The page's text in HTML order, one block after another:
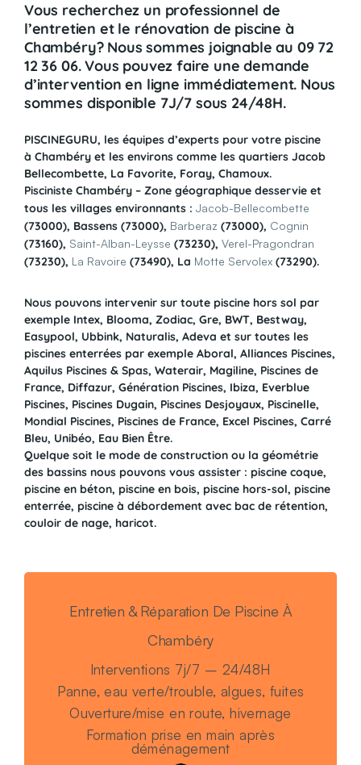
Vous recherchez un professionnel de
l’entretien et le rénovation de piscine à
Chambéry? Nous sommes joignable au 09 72
12 36 06. Vous pouvez faire une demande
d’intervention en ligne immédiatement. Nous
sommes disponible 7J/7 sous 24/48H.
PISCINEGURU, les équipes d’experts pour votre piscine
à Chambéry et les environs comme les quartiers Jacob
Bellecombette, La Favorite, Foray, Chamoux.
Pisciniste Chambéry – Zone géographique desservie et
tous les villages environnants : Jacob-Bellecombette
(73000), Bassens (73000), Barberaz (73000), Cognin
(73160), Saint-Alban-Leysse (73230), Verel-Pragondran
(73230), La Ravoire (73490), La Motte Servolex (73290).
Nous pouvons intervenir sur toute piscine hors sol par
exemple Intex, Blooma, Zodiac, Gre, BWT, Bestway,
Easypool, Ubbink, Naturalis, Adeva et sur toutes les
piscines enterrées par exemple Aboral, Alliances Piscines,
Aquilus Piscines & Spas, Waterair, Magiline, Piscines de
France, Diffazur, Génération Piscines, Ibiza, Everblue
Piscines, Piscines Dugain, Piscines Desjoyaux, Piscinelle,
Mondial Piscines, Piscines de France, Excel Piscines, Carré
Bleu, Unibéo, Eau Bien Être.
Quelque soit le mode de construction ou la géométrie
des bassins nous pouvons vous assister : piscine coque,
piscine en béton, piscine en bois, piscine hors-sol, piscine
enterrée, piscine à débordement avec bac de rétention,
couloir de nage, haricot.
Entretien & Réparation De Piscine À
Chambéry
Interventions 7j/7 – 24/48H
Panne, eau verte/trouble, algues, fuites
Ouverture/mise en route, hivernage
Formation prise en main après
déménagement